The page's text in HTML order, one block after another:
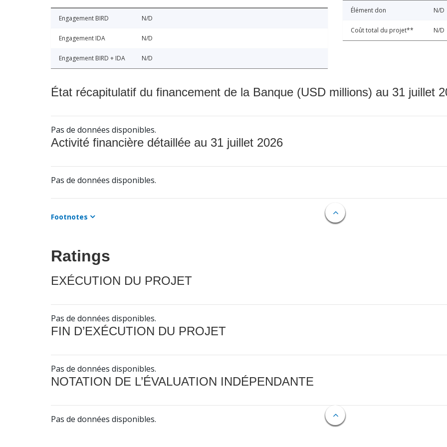
Engagement BIRD N/D
Engagement IDA N/D
Engagement BIRD + IDA N/D
Élément don N/D
Coût total du projet** N/D
État récapitulatif du financement de la Banque (USD millions) au 31 juillet
Pas de données disponibles.
Activité financière détaillée au 31 juillet 2026
Pas de données disponibles.
Footnotes
Ratings
EXÉCUTION DU PROJET
Pas de données disponibles.
FIN D’EXÉCUTION DU PROJET
Pas de données disponibles.
NOTATION DE L’ÉVALUATION INDÉPENDANTE
Pas de données disponibles.